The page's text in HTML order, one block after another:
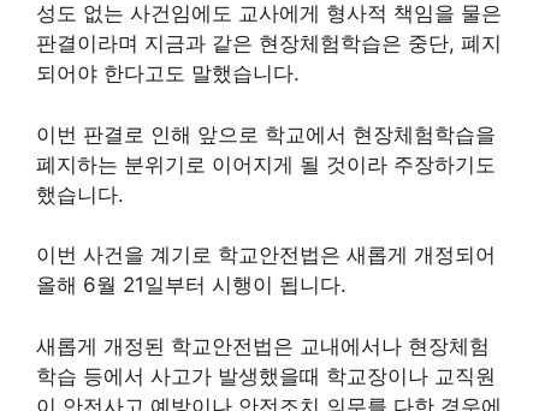
성도 없는 사건임에도 교사에게 형사적 책임을 물은
판결이라며 지금과 같은 현장체험학습은 중단, 폐지
되어야 한다고도 말했습니다.
이번 판결로 인해 앞으로 학교에서 현장체험학습을
폐지하는 분위기로 이어지게 될 것이라 주장하기도
했습니다.
이번 사건을 계기로 학교안전법은 새롭게 개정되어
올해 6월 21일부터 시행이 됩니다.
새롭게 개정된 학교안전법은 교내에서나 현장체험
학습 등에서 사고가 발생했을때 학교장이나 교직원
이 안전사고 예방이나 안전조치 의무를 다한 경우에